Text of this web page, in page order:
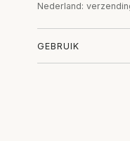
Nederland:
GEBRUIK